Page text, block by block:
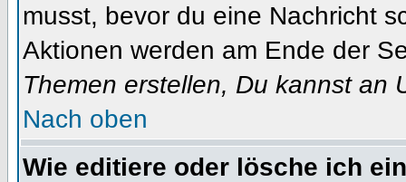
musst, bevor du eine Nachricht
Aktionen werden am Ende der
Themen erstellen, Du kannst an
Nach oben
Wie editiere oder lösche ich